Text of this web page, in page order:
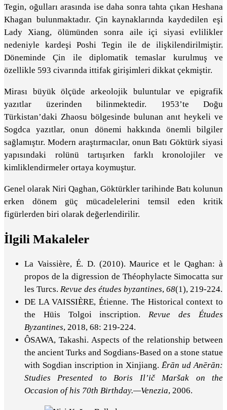
Tegin, oğulları arasında ise daha sonra tahta çıkan Heshana
Khagan bulunmaktadır. Çin kaynaklarında kaydedilen eşi
Lady Xiang, ölümünden sonra aile içi siyasi evlilikler
nedeniyle kardeşi Poshi Tegin ile de ilişkilendirilmiştir.
Döneminde Çin ile diplomatik temaslar kurulmuş ve
özellikle 593 civarında ittifak girişimleri dikkat çekmiştir.
Mirası büyük ölçüde arkeolojik buluntular ve epigrafik
yazıtlar üzerinden bilinmektedir. 1953’te Doğu
Türkistan’daki Zhaosu bölgesinde bulunan anıt heykeli ve
Sogdca yazıtlar, onun dönemi hakkında önemli bilgiler
sağlamıştır. Modern araştırmacılar, onun Batı Göktürk siyasi
yapısındaki rolünü tartışırken farklı kronolojiler ve
kimliklendirmeler ortaya koymuştur.
Genel olarak Niri Qaghan, Göktürkler tarihinde Batı kolunun
erken dönem güç mücadelelerini temsil eden kritik
figürlerden biri olarak değerlendirilir.
İlgili Makaleler
La Vaissière, É. D. (2010). Maurice et le Qaghan: à
propos de la digression de Théophylacte Simocatta sur
les Turcs. Revue des études byzantines, 68(1), 219-224.
DE LA VAISSIÈRE, Étienne. The Historical context to
the Hüis Tolgoi inscription. Revue des Études
Byzantines, 2018, 68: 219-224.
ÔSAWA, Takashi. Aspects of the relationship between
the ancient Turks and Sogdians-Based on a stone statue
with Sogdian inscription in Xinjiang. Ērān ud Anērān:
Studies Presented to Boris Il’ič Maršak on the
Occasion of his 70th Birthday.—Venezia, 2006.